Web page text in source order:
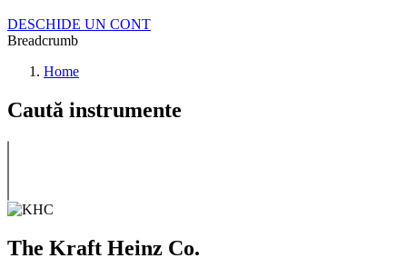
DESCHIDE UN CONT
Breadcrumb
Home
Caută instrumente
The Kraft Heinz Co.